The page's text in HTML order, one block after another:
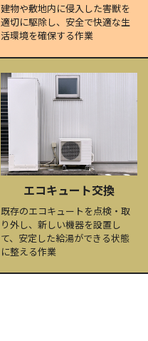
建物や敷地内に侵入した害獣を
適切に駆除し、安全で快適な生
活環境を確保する作業
エコキュート交換
既存のエコキュートを点検・取
り外し、新しい機器を設置し
て、安定した給湯ができる状態
に整える作業